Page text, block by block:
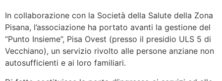
In collaborazione con la Società della Salute della Zona
Pisana, l’associazione ha portato avanti la gestione del
“Punto Insieme”, Pisa Ovest (presso il presidio ULS 5 di
Vecchiano), un servizio rivolto alle persone anziane non
autosufficienti e ai loro familiari.